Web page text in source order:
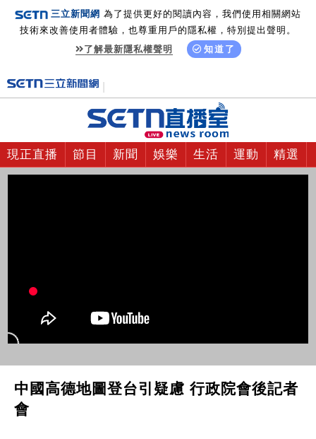
三立新聞網 為了提供更好的閱讀內容，我們使用相關網站
技術來改善使用者體驗，也尊重用戶的隱私權，特別提出聲明。
了解最新隱私權聲明
知道了
現正直播 節目 新聞 娛樂 生活 運動 精選
中國高德地圖登台引疑慮 行政院會後記者
會